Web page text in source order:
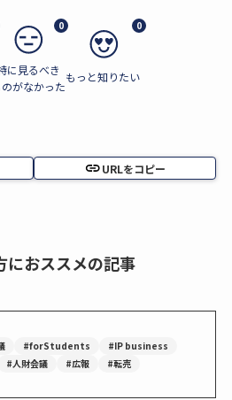
0
に見るべき
のがなかった
0
もっと知りたい
URLをコピー
におススメの記事
#forStudents
#IP business
#人財会議 #広報 #転売